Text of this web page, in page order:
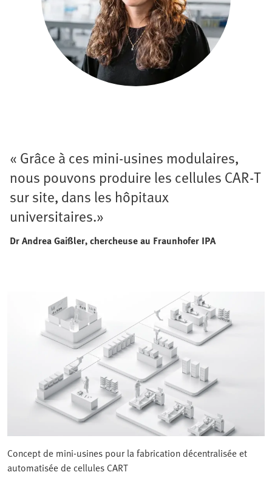
« Grâce à ces mini-usines modulaires,
nous pouvons produire les cellules CAR-T
sur site, dans les hôpitaux
universitaires.»
Dr Andrea Gaißler, chercheuse au Fraunhofer IPA
Concept de mini-usines pour la fabrication décentralisée et
automatisée de cellules CART